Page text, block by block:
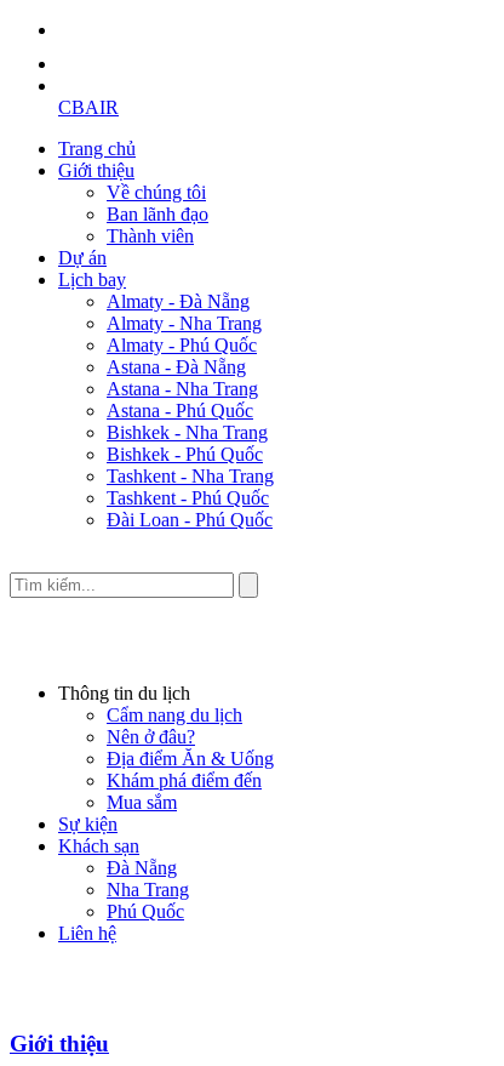
CBAIR
Trang chủ
Giới thiệu
Về chúng tôi
Ban lãnh đạo
Thành viên
Dự án
Lịch bay
Almaty - Đà Nẵng
Almaty - Nha Trang
Almaty - Phú Quốc
Astana - Đà Nẵng
Astana - Nha Trang
Astana - Phú Quốc
Bishkek - Nha Trang
Bishkek - Phú Quốc
Tashkent - Nha Trang
Tashkent - Phú Quốc
Đài Loan - Phú Quốc
Thông tin du lịch
Cẩm nang du lịch
Nên ở đâu?
Địa điểm Ăn & Uống
Khám phá điểm đến
Mua sắm
Sự kiện
Khách sạn
Đà Nẵng
Nha Trang
Phú Quốc
Liên hệ
Giới thiệu